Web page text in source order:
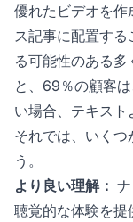
優れたビデオを作
ス記事に配置する
る可能性のある
と、69％の顧客
い場合、テキスト
それでは、いくつ
う。
より良い理解：
聴覚的な体験を提